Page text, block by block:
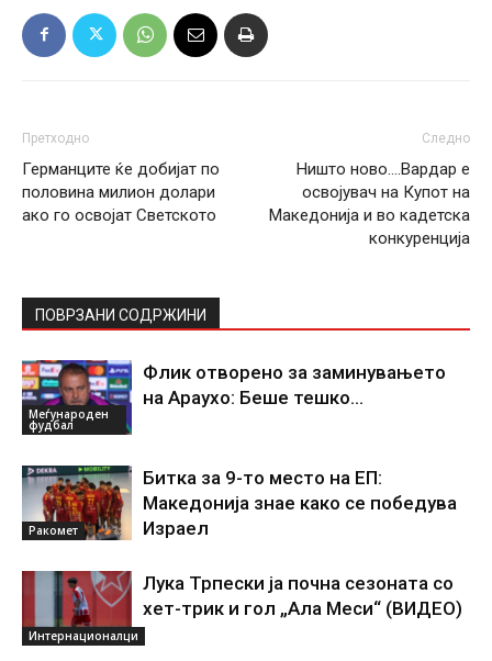
Претходно
Германците ќе добијат по
половина милион долари
ако го освојат Светското
Следно
Ништо ново….Вардар е
освојувач на Купот на
Македонија и во кадетска
конкуренција
ПОВРЗАНИ СОДРЖИНИ
Меѓународен
фудбал
Флик отворено за заминувањето
на Араухо: Беше тешко…
Ракомет
Битка за 9-то место на ЕП:
Македонија знае како се победува
Израел
Интернационалци
Лука Трпески ја почна сезоната со
хет-трик и гол „Ала Меси“ (ВИДЕО)